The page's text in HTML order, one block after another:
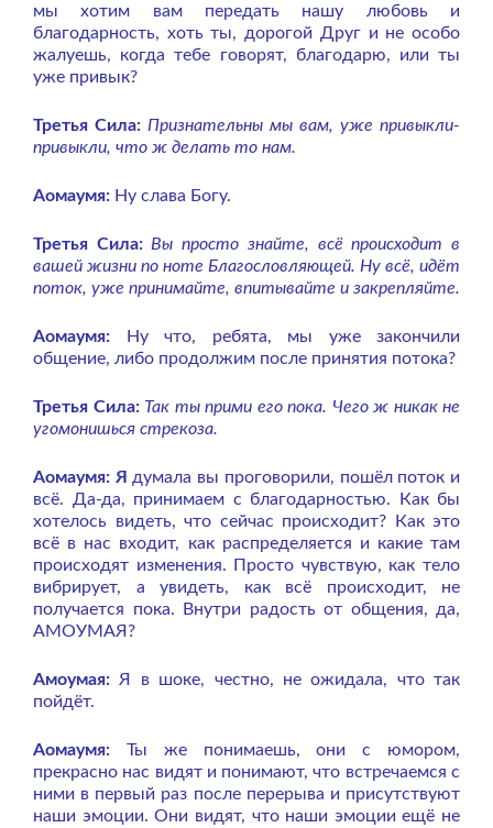
мы хотим вам передать нашу любовь и
благодарность, хоть ты, дорогой Друг и не особо
жалуешь, когда тебе говорят, благодарю, или ты
уже привык?
Третья Сила: Признательны мы вам, уже привыкли-
привыкли, что ж делать то нам.
Аомаумя: Ну слава Богу.
Третья Сила: Вы просто знайте, всё происходит в
вашей жизни по ноте Благословляющей. Ну всё, идёт
поток, уже принимайте, впитывайте и закрепляйте.
Аомаумя: Ну что, ребята, мы уже закончили
общение, либо продолжим после принятия потока?
Третья Сила: Так ты прими его пока. Чего ж никак не
угомонишься стрекоза.
Аомаумя: Я думала вы проговорили, пошёл поток и
всё. Да-да, принимаем с благодарностью. Как бы
хотелось видеть, что сейчас происходит? Как это
всё в нас входит, как распределяется и какие там
происходят изменения. Просто чувствую, как тело
вибрирует, а увидеть, как всё происходит, не
получается пока.
Внутри радость от общения, да,
АМОУМАЯ?
Амоумая: Я в шоке, честно, не ожидала, что так
пойдёт.
Аомаумя: Ты же понимаешь, они с юмором,
прекрасно нас видят и понимают, что встречаемся с
ними в первый раз после перерыва и присутствуют
наши эмоции. Они видят, что наши эмоции ещё не